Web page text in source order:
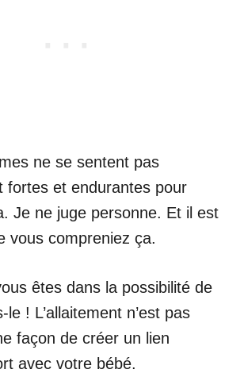
ne se sentent pas
fortes et endurantes pour
Je ne juge personne. Et il est
vous compreniez ça.
êtes dans la possibilité de
le ! L’allaitement n’est pas
façon de créer un lien
avec votre bébé.